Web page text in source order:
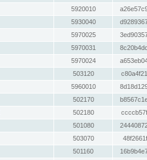
5920010
5930040
5970025
5970031
5970024
503120
5960010
502170
502180
501080
503070
501160